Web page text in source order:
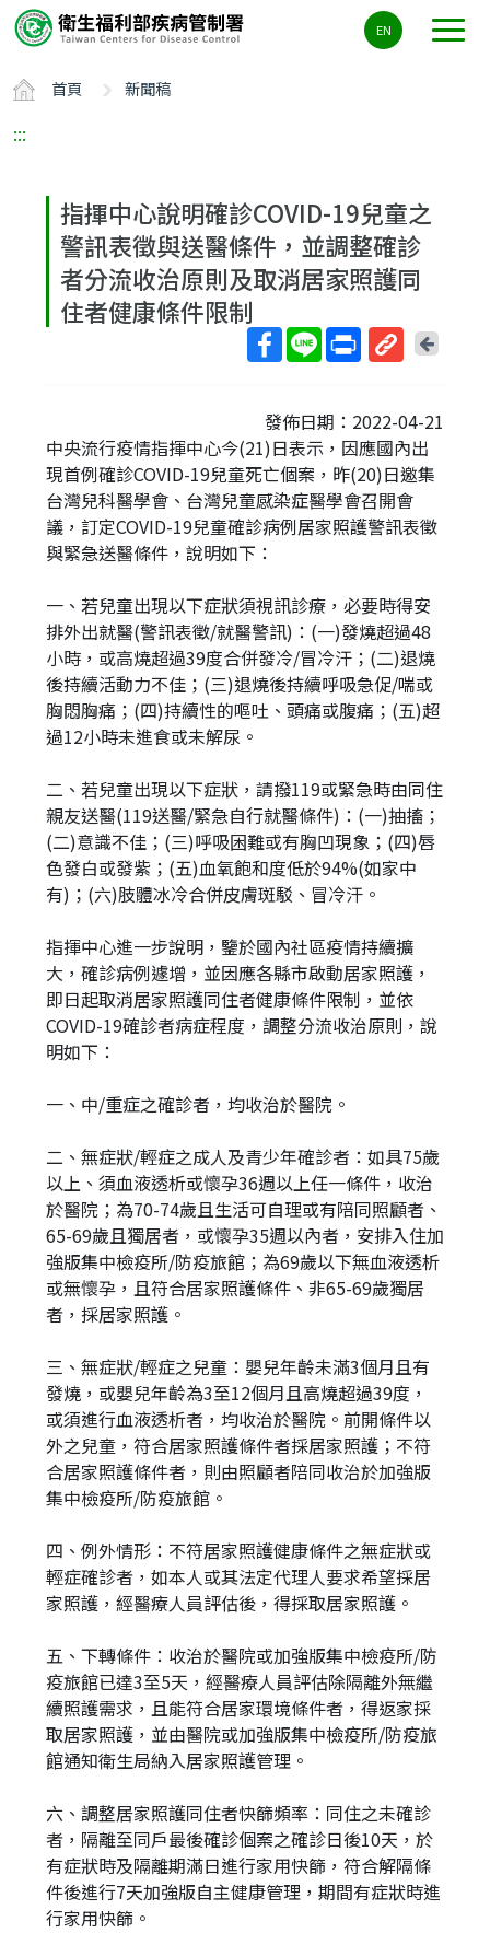
要
容
ALT+C
EN
首頁 新聞稿
:::
指揮中心說明確診COVID-19兒童之
警訊表徵與送醫條件，並調整確診
者分流收治原則及取消居家照護同
住者健康條件限制
短
網
址
回
頁
發佈日期：2022-04-21
中央流行疫情指揮中心今(21)日表示，因應國內出
現首例確診COVID-19兒童死亡個案，昨(20)日邀集
台灣兒科醫學會、台灣兒童感染症醫學會召開會
議，訂定COVID-19兒童確診病例居家照護警訊表徵
與緊急送醫條件，說明如下：
一、若兒童出現以下症狀須視訊診療，必要時得安
排外出就醫(警訊表徵/就醫警訊)：(一)發燒超過48
小時，或高燒超過39度合併發冷/冒冷汗；(二)退燒
後持續活動力不佳；(三)退燒後持續呼吸急促/喘或
胸悶胸痛；(四)持續性的嘔吐、頭痛或腹痛；(五)超
過12小時未進食或未解尿。
二、若兒童出現以下症狀，請撥119或緊急時由同住
親友送醫(119送醫/緊急自行就醫條件)：(一)抽搐；
(二)意識不佳；(三)呼吸困難或有胸凹現象；(四)唇
色發白或發紫；(五)血氧飽和度低於94%(如家中
有)；(六)肢體冰冷合併皮膚斑駁、冒冷汗。
指揮中心進一步說明，鑒於國內社區疫情持續擴
大，確診病例遽增，並因應各縣市啟動居家照護，
即日起取消居家照護同住者健康條件限制，並依
COVID-19確診者病症程度，調整分流收治原則，說
明如下：
一、中/重症之確診者，均收治於醫院。
二、無症狀/輕症之成人及青少年確診者：如具75歲
以上、須血液透析或懷孕36週以上任一條件，收治
於醫院；為70-74歲且生活可自理或有陪同照顧者、
65-69歲且獨居者，或懷孕35週以內者，安排入住加
強版集中檢疫所/防疫旅館；為69歲以下無血液透析
或無懷孕，且符合居家照護條件、非65-69歲獨居
者，採居家照護。
三、無症狀/輕症之兒童：嬰兒年齡未滿3個月且有
發燒，或嬰兒年齡為3至12個月且高燒超過39度，
或須進行血液透析者，均收治於醫院。前開條件以
外之兒童，符合居家照護條件者採居家照護；不符
合居家照護條件者，則由照顧者陪同收治於加強版
集中檢疫所/防疫旅館。
四、例外情形：不符居家照護健康條件之無症狀或
輕症確診者，如本人或其法定代理人要求希望採居
家照護，經醫療人員評估後，得採取居家照護。
五、下轉條件：收治於醫院或加強版集中檢疫所/防
疫旅館已達3至5天，經醫療人員評估除隔離外無繼
續照護需求，且能符合居家環境條件者，得返家採
取居家照護，並由醫院或加強版集中檢疫所/防疫旅
館通知衛生局納入居家照護管理。
六、調整居家照護同住者快篩頻率：同住之未確診
者，隔離至同戶最後確診個案之確診日後10天，於
有症狀時及隔離期滿日進行家用快篩，符合解隔條
件後進行7天加強版自主健康管理，期間有症狀時進
行家用快篩。